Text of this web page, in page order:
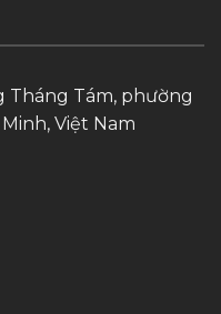
Tháng Tám, phường
Việt Nam